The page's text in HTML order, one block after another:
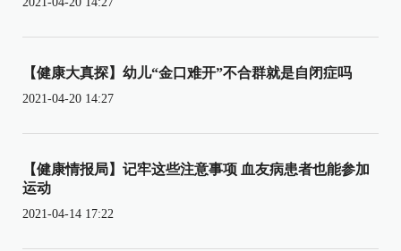
【健康大真探】幼儿“金口难开”不合群就是自闭症吗
2021-04-20 14:27
【健康情报局】记牢这些注意事项 血友病患者也能参加
运动
2021-04-14 17:22